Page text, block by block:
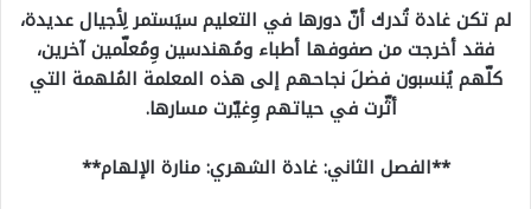
لم تكن غادة تُدرك أنّ دورها في التعليم سيَستمر لِأجيال عديدة،
فقد أخرجت من صفوفها أطباء ومُهندسين وِمُعلّمين آخرين،
كلّهم يُنسبون فضلَ نجاحهم إلى هذه المعلمة المُلهمة التي
أثّرت في حياتهم وِغيّرت مسارها.
**الفصل الثاني: غادة الشهري: منارة الإلهام**